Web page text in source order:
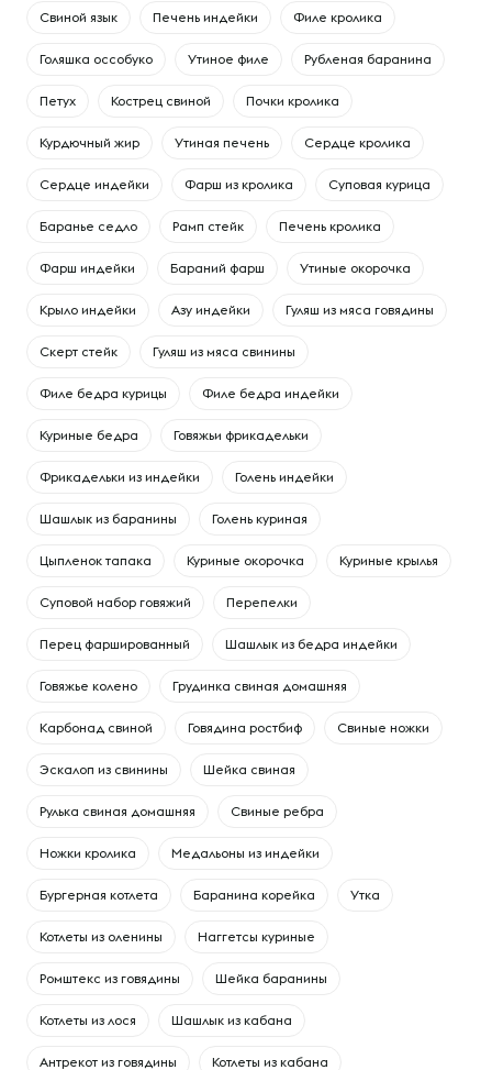
Свиной язык Печень индейки Филе кролика
Голяшка оссобуко Утиное филе Рубленая баранина
Петух Кострец свиной Почки кролика
Курдючный жир Утиная печень Сердце кролика
Сердце индейки Фарш из кролика Суповая курица
Баранье седло Рамп стейк Печень кролика
Фарш индейки Бараний фарш Утиные окорочка
Крыло индейки Азу индейки Гуляш из мяса говядины
Скерт стейк Гуляш из мяса свинины
Филе бедра курицы Филе бедра индейки
Куриные бедра Говяжьи фрикадельки
Фрикадельки из индейки Голень индейки
Шашлык из баранины Голень куриная
Цыпленок тапака Куриные окорочка Куриные крылья
Суповой набор говяжий Перепелки
Перец фаршированный Шашлык из бедра индейки
Говяжье колено Грудинка свиная домашняя
Карбонад свиной Говядина ростбиф Свиные ножки
Эскалоп из свинины Шейка свиная
Рулька свиная домашняя Свиные ребра
Ножки кролика Медальоны из индейки
Бургерная котлета Баранина корейка Утка
Котлеты из оленины Наггетсы куриные
Ромштекс из говядины Шейка баранины
Котлеты из лося Шашлык из кабана
Антрекот из говядины Котлеты из кабана